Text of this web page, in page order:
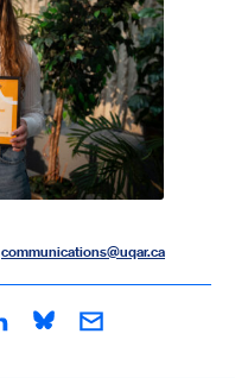
communications@uqar.ca